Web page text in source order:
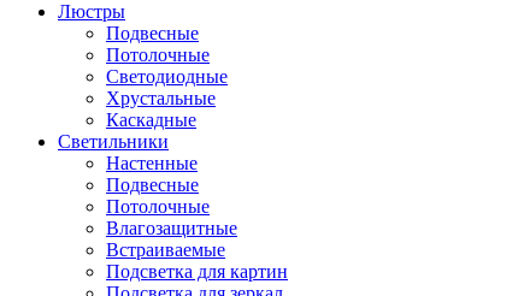
Люстры
Подвесные
Потолочные
Светодиодные
Хрустальные
Каскадные
Светильники
Настенные
Подвесные
Потолочные
Влагозащитные
Встраиваемые
Подсветка для картин